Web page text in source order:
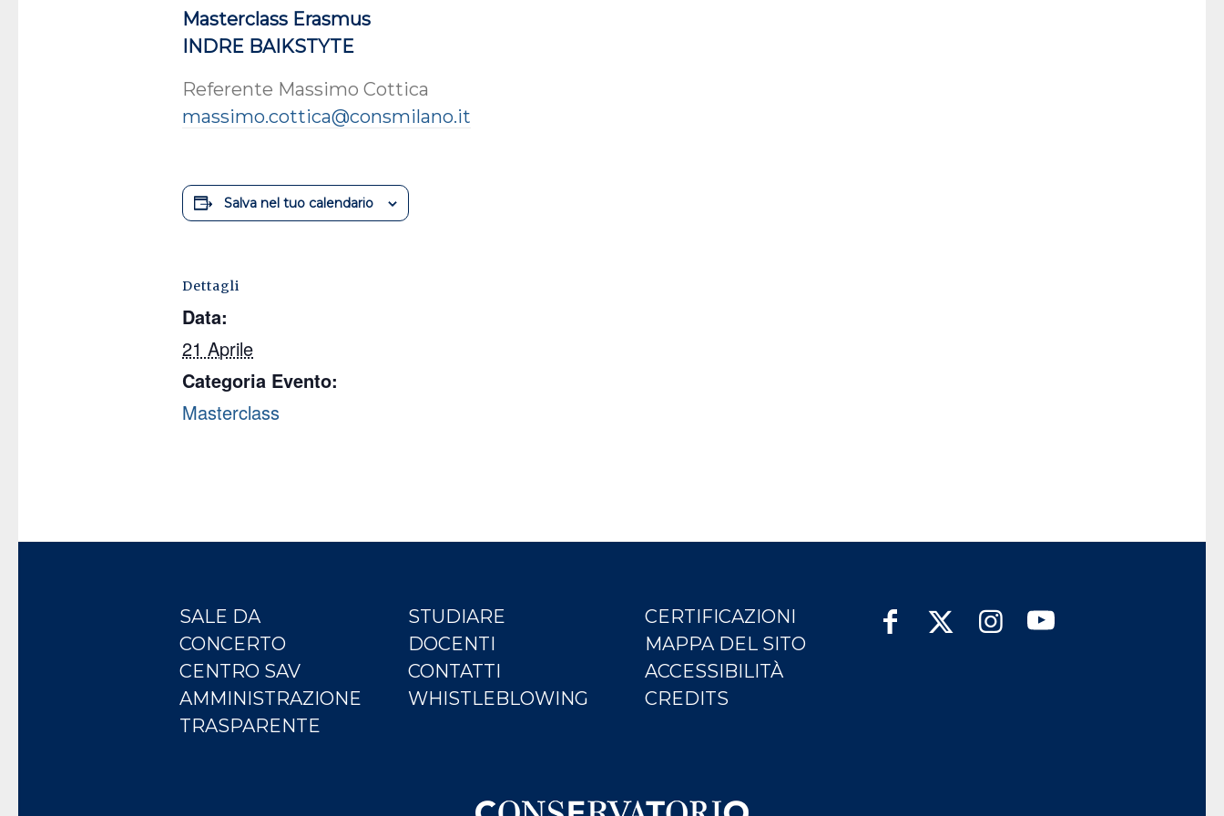
Masterclass Erasmus
INDRE BAIKSTYTE
Referente Massimo Cottica
massimo.cottica@consmilano.it
Salva nel tuo calendario
Dettagli
Data:
21 Aprile
Categoria Evento:
Masterclass
SALE DA
CONCERTO
CENTRO SAV
AMMINISTRAZIONE
TRASPARENTE
STUDIARE
DOCENTI
CONTATTI
WHISTLEBLOWING
CERTIFICAZIONI
MAPPA DEL SITO
ACCESSIBILITÀ
CREDITS